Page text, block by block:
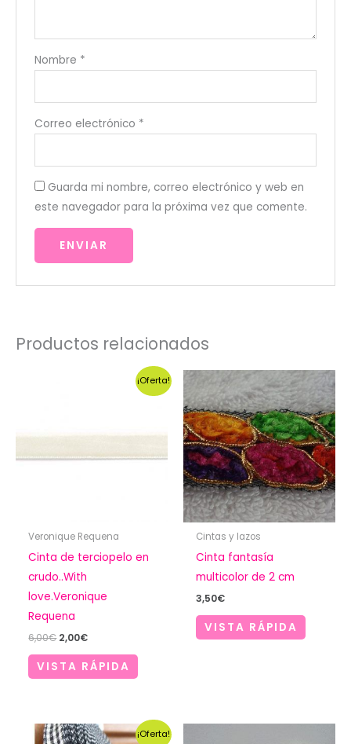
Nombre *
Correo electrónico *
Guarda mi nombre, correo electrónico y web en
este navegador para la próxima vez que comente.
Productos relacionados
¡Oferta!
Veronique Requena
Cinta de terciopelo en
crudo..With
love.Veronique
Requena
6,00€ El
original
era:
2,00€El
actual
es:
VISTA RÁPIDA
Cintas y lazos
Cinta fantasía
multicolor de 2 cm
3,50€
VISTA RÁPIDA
¡Oferta!